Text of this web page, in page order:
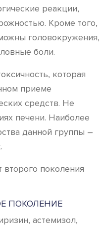
реакции,
Кроме того,
головокружения,
боли.
которая
приеме
средств. Не
печени. Наиболее
данной группы –
ПОКОЛЕНИЕ
астемизол,